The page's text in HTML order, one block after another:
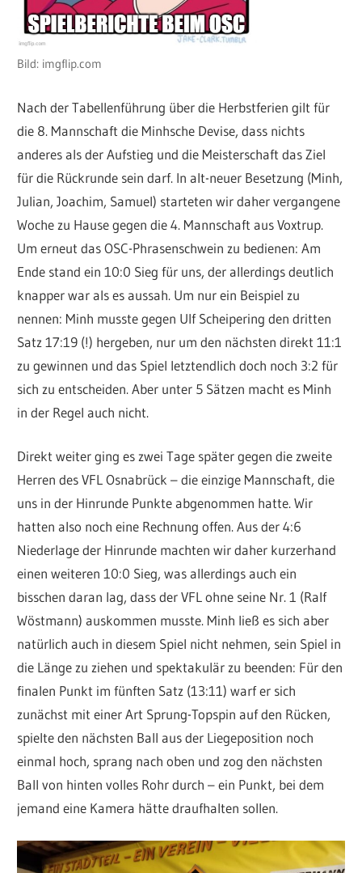
Bild: imgflip.com
Nach der Tabellenführung über die Herbstferien gilt für
die 8. Mannschaft die Minhsche Devise, dass nichts
anderes als der Aufstieg und die Meisterschaft das Ziel
für die Rückrunde sein darf. In alt-neuer Besetzung (Minh,
Julian, Joachim, Samuel) starteten wir daher vergangene
Woche zu Hause gegen die 4. Mannschaft aus Voxtrup.
Um erneut das OSC-Phrasenschwein zu bedienen: Am
Ende stand ein 10:0 Sieg für uns, der allerdings deutlich
knapper war als es aussah. Um nur ein Beispiel zu
nennen: Minh musste gegen Ulf Scheipering den dritten
Satz 17:19 (!) hergeben, nur um den nächsten direkt 11:1
zu gewinnen und das Spiel letztendlich doch noch 3:2 für
sich zu entscheiden. Aber unter 5 Sätzen macht es Minh
in der Regel auch nicht.
Direkt weiter ging es zwei Tage später gegen die zweite
Herren des VFL Osnabrück – die einzige Mannschaft, die
uns in der Hinrunde Punkte abgenommen hatte. Wir
hatten also noch eine Rechnung offen. Aus der 4:6
Niederlage der Hinrunde machten wir daher kurzerhand
einen weiteren 10:0 Sieg, was allerdings auch ein
bisschen daran lag, dass der VFL ohne seine Nr. 1 (Ralf
Wöstmann) auskommen musste. Minh ließ es sich aber
natürlich auch in diesem Spiel nicht nehmen, sein Spiel in
die Länge zu ziehen und spektakulär zu beenden: Für den
finalen Punkt im fünften Satz (13:11) warf er sich
zunächst mit einer Art Sprung-Topspin auf den Rücken,
spielte den nächsten Ball aus der Liegeposition noch
einmal hoch, sprang nach oben und zog den nächsten
Ball von hinten volles Rohr durch – ein Punkt, bei dem
jemand eine Kamera hätte draufhalten sollen.